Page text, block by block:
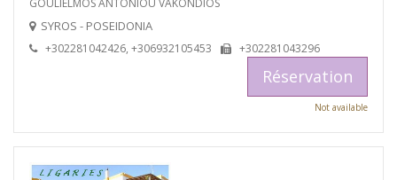
GOULIELMOS ANTONIOU VAKONDIOS
SYROS - POSEIDONIA
+302281042426, +306932105453 +302281043296
Réservation
Not available